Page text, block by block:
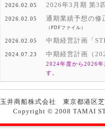
2026.02.05 2026年3月期 第3
2026.02.05 通期業績予想の修
（PDFファイル）
2026.02.05 中期経営計画「
2024.07.23 中期経営計画（
2024年度から2026
す。
玉井商船株式会社 東京都港区
Copyright © 2008 TAMAI